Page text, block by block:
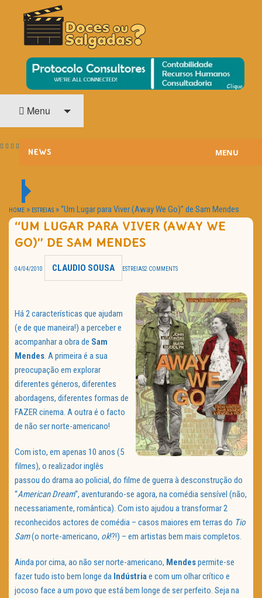
DOCES OU SALGADAS?
O Cinema? Uma Paixão!!
Menu
NEWS
PASSATEMPOS
HOME CINEMA
NOTA PESSOAL
TRAILER DO DIA
Política de Privacidade
MENU
HOME » ESTREIAS »“Um Lugar para Viver (Away We Go)” de Sam Mendes
“UM LUGAR PARA VIVER (AWAY WE
GO)” DE SAM MENDES
04/04/2010 CLAUDIO SOUSA ESTREIAS2 COMMENTS
Há 2 características que ajudam
(e de que maneira!) a perceber e
acompanhar a obra de Sam
Mendes. A primeira é a sua
preocupação em explorar
diferentes géneros, diferentes
abordagens, diferentes formas de
FAZER cinema. A outra é o facto
de não ser norte-americano!
Com isto, em apenas 10 anos (5
filmes), o realizador inglês
passou do drama ao policial, do filme de guerra à desconstrução do
“American Dream“, aventurando-se agora, na comédia sensível (não,
necessariamente, romântica). Com isto ajudou a transformar 2
reconhecidos actores de comédia – casos maiores em terras do Tio
Sam(o norte-americano, ok!?!) – em artistas bem mais completos.
Ainda por cima, ao não ser norte-americano, Mendespermite-se
fazer tudo isto bem longe da Indústriae com um olhar crítico e
jocoso face a um povo que está bem longe de ser perfeito. Seja na